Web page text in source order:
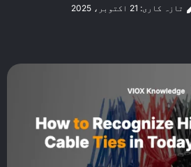
تازہ کاری: 21 اکتوبر، 2025